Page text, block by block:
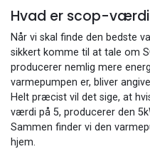
Hvad er scop-
Når vi skal finde den bedste
sikkert komme til at tale om
producerer nemlig mere
varmepumpen er, bliver
​Helt præcist vil det sige, at
værdi på 5, producerer den
Sammen finder vi den
hjem.